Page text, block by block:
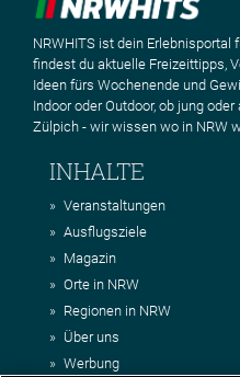
NRWHITS ist dein Erlebnisportal
findest du aktuelle Freizeittipps,
Ideen fürs Wochenende und
Indoor oder Outdoor, ob jung
Zülpich - wir wissen wo in NRW
INHALTE
Veranstaltungen
Ausflugsziele
Magazin
Orte in NRW
Regionen in NRW
Über uns
Werbung